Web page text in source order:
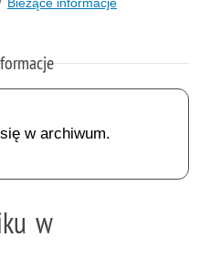
w archiwum.
w